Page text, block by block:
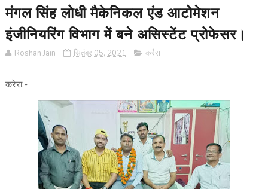
मंगल सिंह लोधी मैकेनिकल एंड आटोमेशन
इंजीनियरिंग विभाग में बने असिस्टेंट प्रोफेसर।
Roshan Jain सितंबर 05, 2021 करैरा
करेरा:-